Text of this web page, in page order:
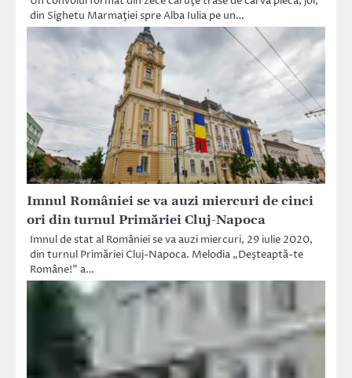
din Sighetu Marmaţiei spre Alba Iulia pe un…
Imnul României se va auzi miercuri de cinci
ori din turnul Primăriei Cluj-Napoca
Imnul de stat al României se va auzi miercuri, 29 iulie 2020,
din turnul Primăriei Cluj-Napoca. Melodia „Deşteaptă-te
Române!” a…